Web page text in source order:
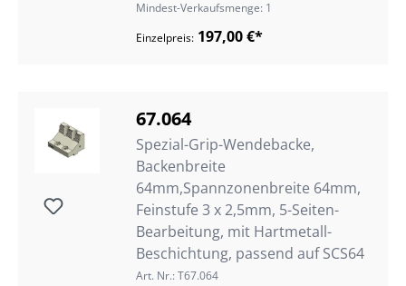
Mindest-Verkaufsmenge: 1
Einzelpreis: 197,00 €*
67.064
Spezial-Grip-Wendebacke,
Backenbreite
64mm,Spannzonenbreite 64mm,
Feinstufe 3 x 2,5mm, 5-Seiten-
Bearbeitung, mit Hartmetall-
Beschichtung, passend auf SCS64
Art. Nr.: T67.064